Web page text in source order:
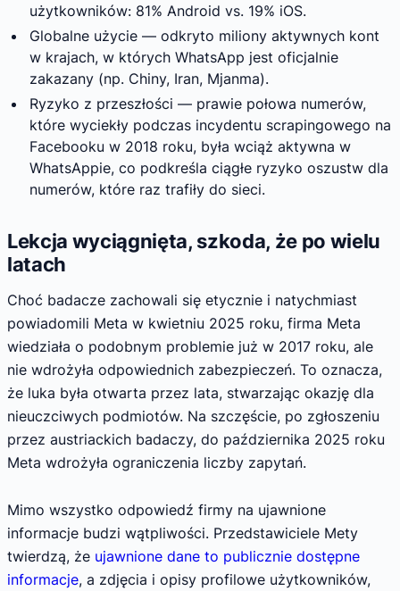
użytkowników: 81% Android vs. 19% iOS.
Globalne użycie — odkryto miliony aktywnych kont
w krajach, w których WhatsApp jest oficjalnie
zakazany (np. Chiny, Iran, Mjanma).
Ryzyko z przeszłości — prawie połowa numerów,
które wyciekły podczas incydentu scrapingowego na
Facebooku w 2018 roku, była wciąż aktywna w
WhatsAppie, co podkreśla ciągłe ryzyko oszustw dla
numerów, które raz trafiły do sieci.
Lekcja wyciągnięta, szkoda, że po wielu
latach
Choć badacze zachowali się etycznie i natychmiast
powiadomili Meta w kwietniu 2025 roku, firma Meta
wiedziała o podobnym problemie już w 2017 roku, ale
nie wdrożyła odpowiednich zabezpieczeń. To oznacza,
że luka była otwarta przez lata, stwarzając okazję dla
nieuczciwych podmiotów. Na szczęście, po zgłoszeniu
przez austriackich badaczy, do października 2025 roku
Meta wdrożyła ograniczenia liczby zapytań.
Mimo wszystko odpowiedź firmy na ujawnione
informacje budzi wątpliwości. Przedstawiciele Mety
twierdzą, że ujawnione dane to publicznie dostępne
informacje, a zdjęcia i opisy profilowe użytkowników,